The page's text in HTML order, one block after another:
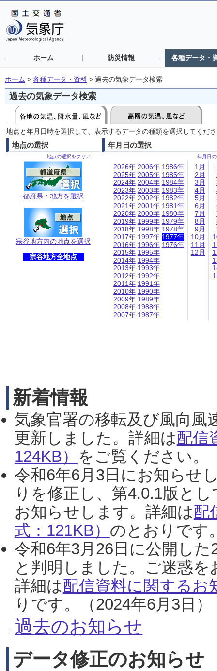
ホーム 防災情報 各種データ・
ホーム > 各種データ・資料 > 過去の気象データ検索
過去の気象データ検索
地点と年月日時を選択して、表示するデータの種類を選択してくだ
地点の選択
地点の選択をクリア
都府県・地方を選択
宗谷地方内の地点を選択
宗谷地方全地点
年月日の選択
年月日
2026年
2025年
2024年
2023年
2022年
2021年
2020年
2019年
2018年
2017年
2016年
2015年
2014年
2013年
2012年
2011年
2010年
2009年
2008年
2007年
2006年
2005年
2004年
2003年
2002年
2001年
2000年
1999年
1998年
1997年
1996年
1995年
1994年
1993年
1992年
1991年
1990年
1989年
1988年
1987年
1986年
1985年
1984年
1983年
1982年
1981年
1980年
1979年
1978年
1977年
1976年
1月
2月
3月
4月
5月
6月
7月
8月
9月
10月
11月
12月
新着情報
気象官署の移転及び風向風
更新しました。詳細は配信
124KB） をご覧ください。
令和6年6月3日にお知らせ
りを修正し、第4.0.1版と
お知らせします。詳細は配
式：121KB） のとおりです
令和6年3月26日に公開し
と判明しました。ご迷惑
詳細は配信資料に関するお
りです。（2024年6月3日）
過去のお知らせ
データ修正のお知らせ